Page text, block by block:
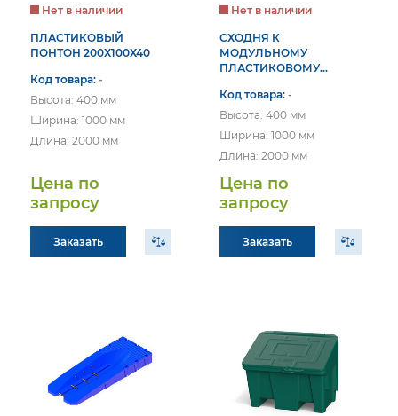
Нет в наличии
ПЛАСТИКОВЫЙ
ПОНТОН 200Х100Х40
Код товара: -
Высота: 400 мм
Ширина: 1000 мм
Длина: 2000 мм
Цена по
запросу
Заказать
Нет в наличии
СХОДНЯ К
МОДУЛЬНОМУ
ПЛАСТИКОВОМУ
ПЕРЕХОДНИКОМ
Код товара:-
Высота: 400 мм
Ширина: 1000 мм
Длина: 2000 мм
Цена по
запросу
Заказать